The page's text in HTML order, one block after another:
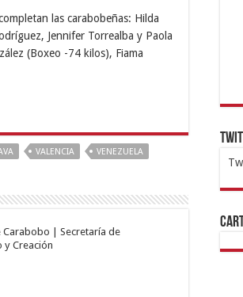
las carabobeñas: Hilda
Jennifer Torrealba y Paola
(Boxeo -74 kilos), Fiama
VALENCIA VENEZUELA
Carabobo | Secretaría de
y Creación